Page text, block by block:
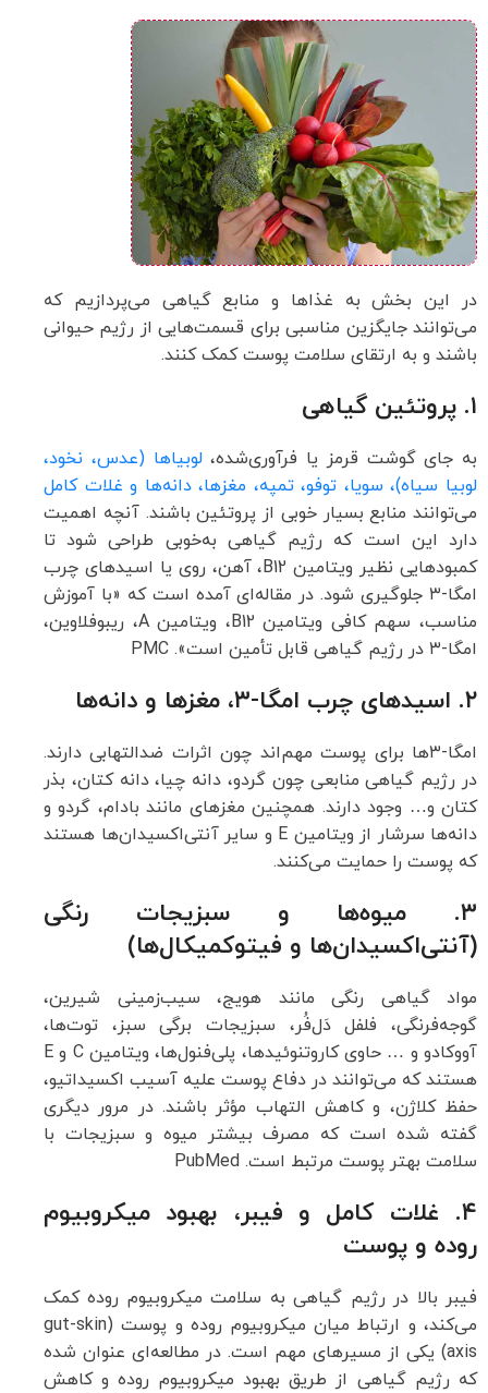
در این بخش به غذاها و منابع گیاهی می‌پردازیم که
می‌توانند جایگزین مناسبی برای قسمت‌هایی از رژیم حیوانی
باشند و به ارتقای سلامت پوست کمک کنند.
۱. پروتئین گیاهی
به جای گوشت قرمز یا فرآوری‌شده، لوبیاها (عدس، نخود،
لوبیا سیاه)، سویا، توفو، تمپه، مغزها، دانه‌ها و غلات کامل
می‌توانند منابع بسیار خوبی از پروتئین باشند. آنچه اهمیت
دارد این است که رژیم گیاهی به‌خوبی طراحی شود تا
کمبودهایی نظیر ویتامین B12، آهن، روی یا اسیدهای چرب
امگا-۳ جلوگیری شود. در مقاله‌ای آمده است که «با آموزش
مناسب، سهم کافی ویتامین B12، ویتامین A، ریبوفلاوین،
امگا-۳ در رژیم گیاهی قابل تأمین است».
PMC
۲. اسیدهای چرب امگا-۳، مغزها و دانه‌ها
امگا-۳ها برای پوست مهم‌اند چون اثرات ضدالتهابی دارند.
در رژیم گیاهی منابعی چون گردو، دانه چیا، دانه کتان، بذر
کتان و… وجود دارند. همچنین مغزهای مانند بادام، گردو و
دانه‌ها سرشار از ویتامین E و سایر آنتی‌اکسیدان‌ها هستند
که پوست را حمایت می‌کنند.
۳. میوه‌ها و سبزیجات رنگی
(آنتی‌اکسیدان‌ها و فیتوکمیکال‌ها)
مواد گیاهی رنگی مانند هویج، سیب‌زمینی شیرین،
گوجه‌فرنگی، فلفل دَل‌فُر، سبزیجات برگی سبز، توت‌ها،
آووکادو و … حاوی کاروتنوئیدها، پلی‌فنول‌ها، ویتامین C و E
هستند که می‌توانند در دفاع پوست علیه آسیب اکسیداتیو،
حفظ کلاژن، و کاهش التهاب مؤثر باشند. در مرور دیگری
گفته شده است که مصرف بیشتر میوه و سبزیجات با
سلامت بهتر پوست مرتبط است. PubMed
۴. غلات کامل و فیبر، بهبود میکروبیوم
روده و پوست
فیبر بالا در رژیم گیاهی به سلامت میکروبیوم روده کمک
می‌کند، و ارتباط میان میکروبیوم روده و پوست (gut-skin
axis) یکی از مسیرهای مهم است. در مطالعه‌ای عنوان شده
که رژیم گیاهی از طریق بهبود میکروبیوم روده و کاهش